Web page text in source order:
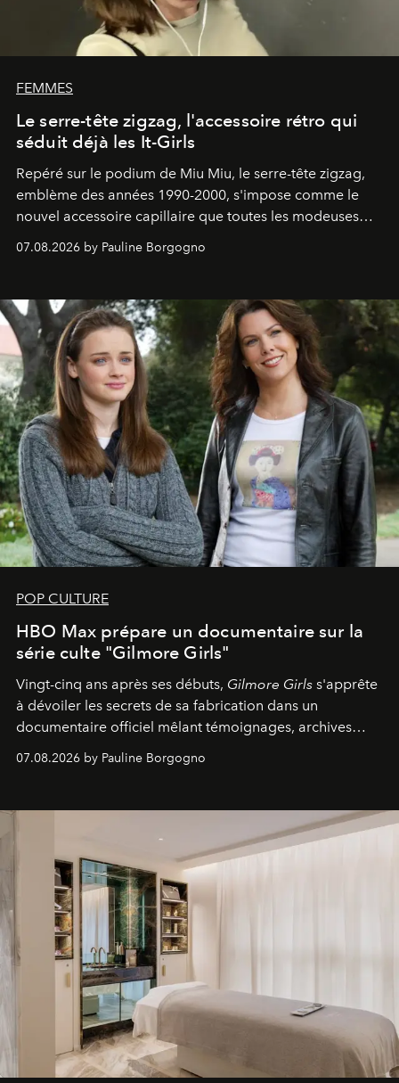
FEMMES
Le serre-tête zigzag, l'accessoire rétro qui
séduit déjà les It-Girls
Repéré sur le podium de Miu Miu, le serre-tête zigzag,
emblème des années 1990-2000, s'impose comme le
nouvel accessoire capillaire que toutes les modeuses
s'arrachent déjà.
07.08.2026 by Pauline Borgogno
POP CULTURE
HBO Max prépare un documentaire sur la
série culte "Gilmore Girls"
Vingt-cinq ans après ses débuts, Gilmore Girls s'apprête
à dévoiler les secrets de sa fabrication dans un
documentaire officiel mêlant témoignages, archives
inédites et plongée dans les coulisses d'un phénomène
générationnel.
07.08.2026 by Pauline Borgogno